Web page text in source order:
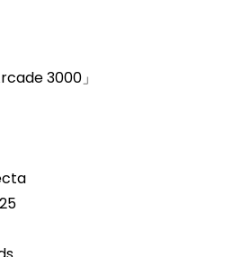
3000」